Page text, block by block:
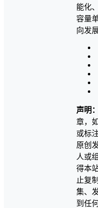
能化
容量
向发
声明：
章，
或标
原创
人或
得本
止复
集、
到任